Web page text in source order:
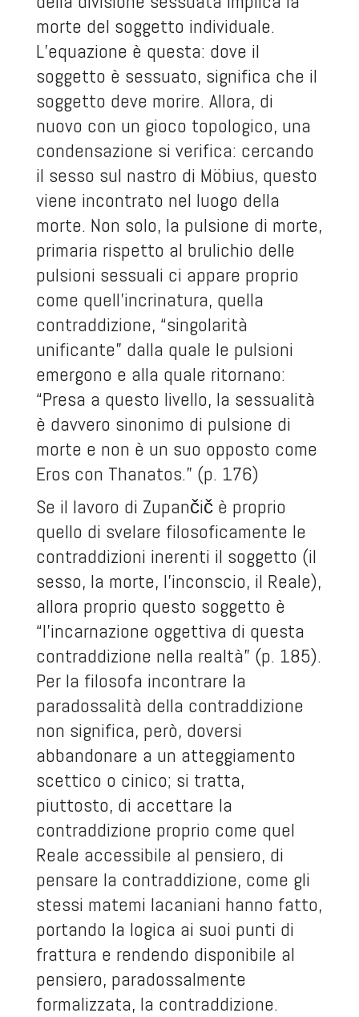
morte del soggetto individuale.
L’equazione è questa: dove il
soggetto è sessuato, significa che il
soggetto deve morire. Allora, di
nuovo con un gioco topologico, una
condensazione si verifica: cercando
il sesso sul nastro di Möbius, questo
viene incontrato nel luogo della
morte. Non solo, la pulsione di morte,
primaria rispetto al brulichio delle
pulsioni sessuali ci appare proprio
come quell’incrinatura, quella
contraddizione, “singolarità
unificante” dalla quale le pulsioni
emergono e alla quale ritornano:
“Presa a questo livello, la sessualità
è davvero sinonimo di pulsione di
morte e non è un suo opposto come
Eros con Thanatos.” (p. 176)
Se il lavoro di Zupančič è proprio
quello di svelare filosoficamente le
contraddizioni inerenti il soggetto (il
sesso, la morte, l’inconscio, il Reale),
allora proprio questo soggetto è
“l’incarnazione oggettiva di questa
contraddizione nella realtà” (p. 185).
Per la filosofa incontrare la
paradossalità della contraddizione
non significa, però, doversi
abbandonare a un atteggiamento
scettico o cinico; si tratta,
piuttosto, di accettare la
contraddizione proprio come quel
Reale accessibile al pensiero, di
pensare la contraddizione, come gli
stessi matemi lacaniani hanno fatto,
portando la logica ai suoi punti di
frattura e rendendo disponibile al
pensiero, paradossalmente
formalizzata, la contraddizione.